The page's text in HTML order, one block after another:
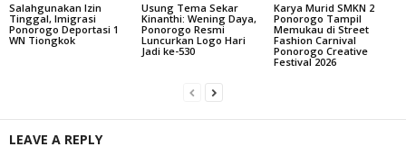
Salahgunakan Izin
Tinggal, Imigrasi
Ponorogo Deportasi 1
WN Tiongkok
Usung Tema Sekar
Kinanthi: Wening Daya,
Ponorogo Resmi
Luncurkan Logo Hari
Jadi ke-530
Karya Murid SMKN 2
Ponorogo Tampil
Memukau di Street
Fashion Carnival
Ponorogo Creative
Festival 2026
LEAVE A REPLY